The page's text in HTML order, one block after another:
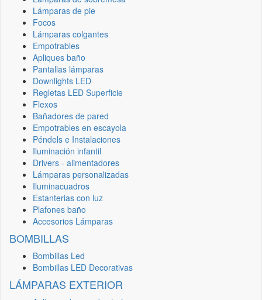
Lámparas de pie
Focos
Lámparas colgantes
Empotrables
Apliques baño
Pantallas lámparas
Downlights LED
Regletas LED Superficie
Flexos
Bañadores de pared
Empotrables en escayola
Péndels e Instalaciones
Iluminación infantil
Drivers - alimentadores
Lámparas personalizadas
Iluminacuadros
Estanterias con luz
Plafones baño
Accesorios Lámparas
BOMBILLAS
Bombillas Led
Bombillas LED Decorativas
LÁMPARAS EXTERIOR